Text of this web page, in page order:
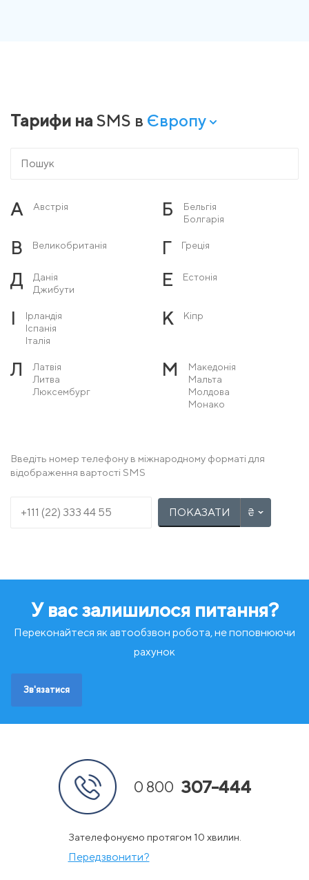
Тарифи на SMS в Європу
А Австрія Б
Бельгія
Болгарія
В Великобританія Г Греція
Д
Данія
Джибути
Е Естонія
І
Ірландія
Іспанія
Італія
К Кіпр
Л
Латвія
Литва
Люксембург
М
Македонія
Мальта
Молдова
Монако
Норвегія
П
Польща
С
Сербія
Т
Хорватія Ч
Чехія
Введіть номер телефону в міжнародному форматі для
відображення вартості SMS
ПОКАЗАТИ
У вас залишилося питання?
Переконайтеся як автообзвон робота, не поповнюючи
рахунок
Зв'язатися
0 800 307-444
Зателефонуємо протягом 10 хвилин.
Передзвонити?